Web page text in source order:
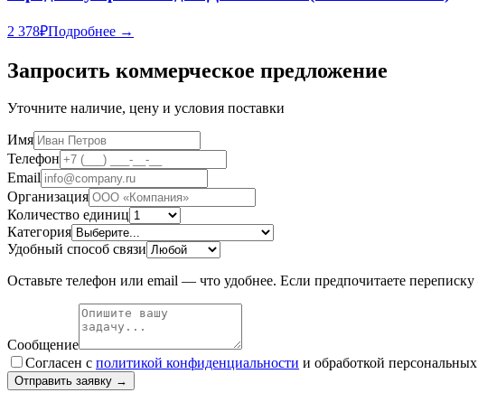
2 378₽Подробнее →
Запросить коммерческое предложение
Уточните наличие, цену и условия поставки
Имя
Телефон
Email
Организация
Количество единиц
Категория
Удобный способ связи
Оставьте телефон или email — что удобнее. Если предпочитаете
Сообщение
Согласен с политикой конфиденциальности и обработкой
Отправить заявку →